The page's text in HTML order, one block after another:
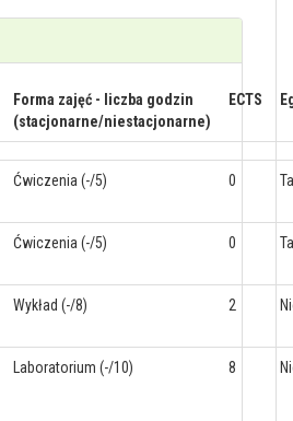
Forma zajęć - liczba godzin
(stacjonarne/niestacjonarne)
ECTS
Ćwiczenia (-/5) 0
Ćwiczenia (-/5) 0
Wykład (-/8) 2
Laboratorium (-/10) 8